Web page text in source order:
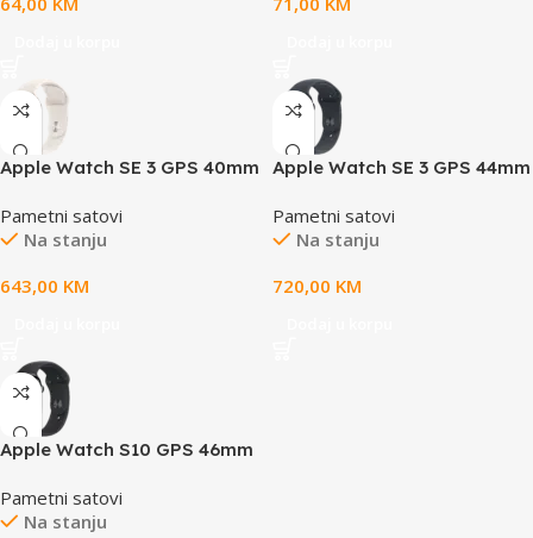
Apple Watch SE 3 GPS 40mm
with Starlight Sport Band –
M/L,Model A3324
Pametni satovi
Na stanju
643,00 KM
Apple Watch SE 3 GPS 44mm
with Midnight Sport Band –
M/L,Model A3325
Pametni satovi
Na stanju
720,00 KM
Apple Watch S10 GPS 46mm
Sport Band – M/L
Pametni satovi
Na stanju